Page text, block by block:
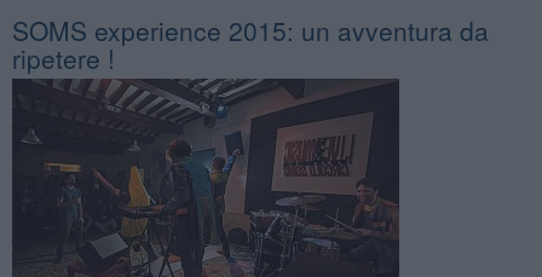
​SOMS experience 2015: un avventura da
ripetere !